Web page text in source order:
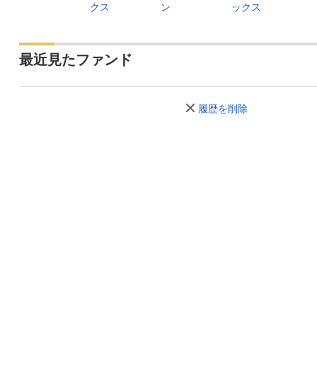
クス
ン
ックス
最近見たファンド
履歴を削除